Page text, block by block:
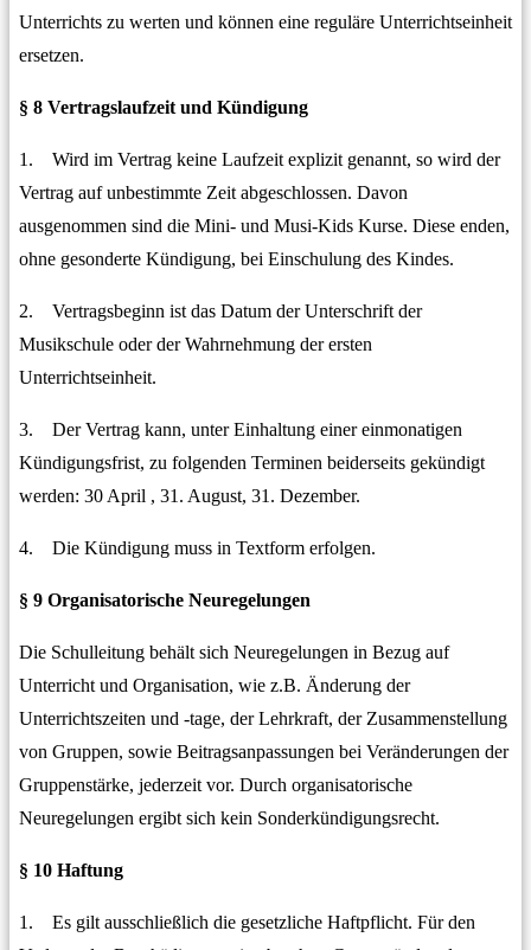
Unterrichts zu werten und können eine reguläre Unterrichtseinheit
ersetzen.
§ 8 Vertragslaufzeit und Kündigung
1. Wird im Vertrag keine Laufzeit explizit genannt, so wird der
Vertrag auf unbestimmte Zeit abgeschlossen. Davon
ausgenommen sind die Mini- und Musi-Kids Kurse. Diese enden,
ohne gesonderte Kündigung, bei Einschulung des Kindes.
2. Vertragsbeginn ist das Datum der Unterschrift der
Musikschule oder der Wahrnehmung der ersten
Unterrichtseinheit.
3. Der Vertrag kann, unter Einhaltung einer einmonatigen
Kündigungsfrist, zu folgenden Terminen beiderseits gekündigt
werden: 30 April , 31. August, 31. Dezember.
4. Die Kündigung muss in Textform erfolgen.
§ 9 Organisatorische Neuregelungen
Die Schulleitung behält sich Neuregelungen in Bezug auf
Unterricht und Organisation, wie z.B. Änderung der
Unterrichtszeiten und -tage, der Lehrkraft, der Zusammenstellung
von Gruppen, sowie Beitragsanpassungen bei Veränderungen der
Gruppenstärke, jederzeit vor. Durch organisatorische
Neuregelungen ergibt sich kein Sonderkündigungsrecht.
§ 10 Haftung
1. Es gilt ausschließlich die gesetzliche Haftpflicht. Für den